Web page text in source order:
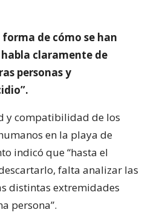
forma de cómo se han
claramente de
personas y
y compatibilidad de los
en la playa de
indicó que “hasta el
falta analizar las
distintas extremidades
persona”.